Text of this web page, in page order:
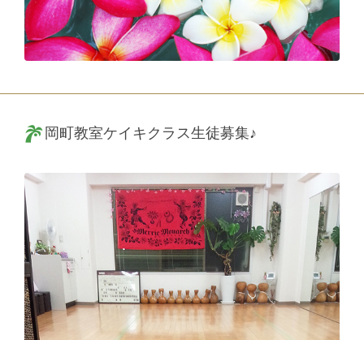
岡町教室ケイキクラス生徒募集♪